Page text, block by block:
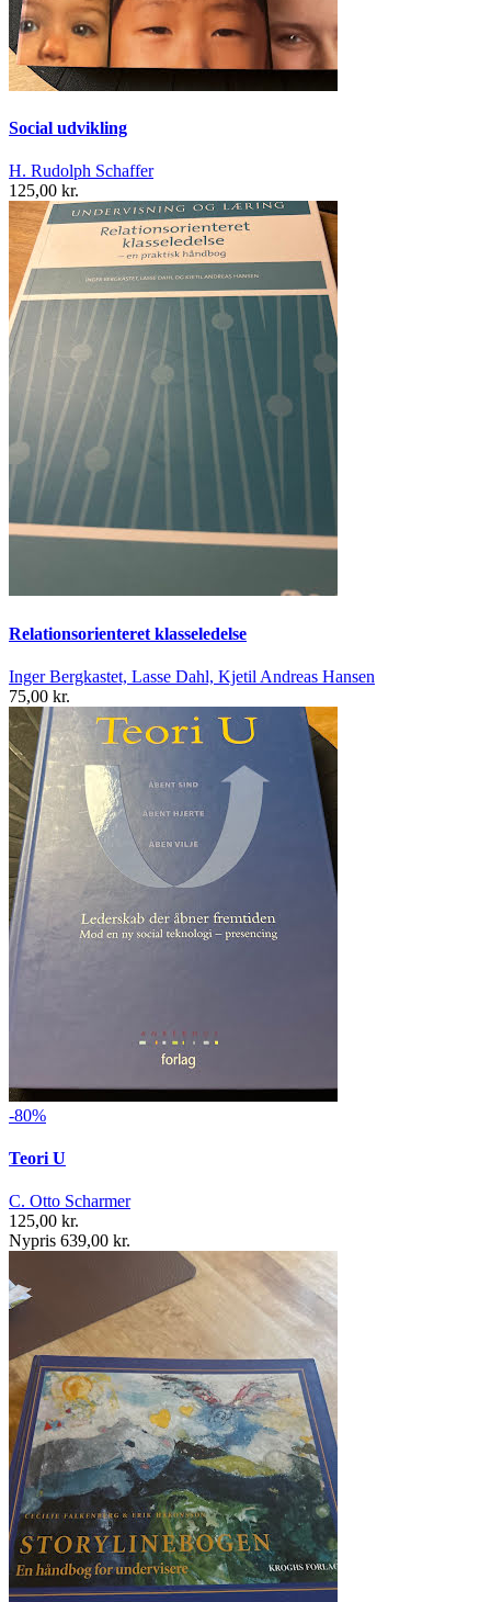
Social udvikling
H. Rudolph Schaffer
125,00 kr.
Relationsorienteret klasseledelse
Inger Bergkastet, Lasse Dahl, Kjetil Andreas Hansen
75,00 kr.
-80%
Teori U
C. Otto Scharmer
125,00 kr.
Nypris 639,00 kr.